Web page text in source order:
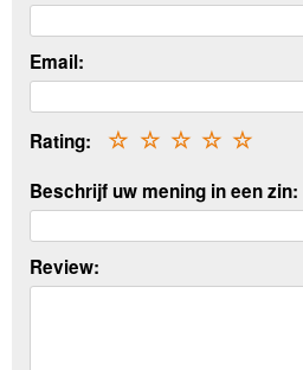
Email:
Rating: ☆
☆
☆
☆
☆
Beschrijf uw mening in een zin:
Review: